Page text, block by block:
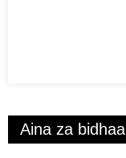
Aina za bidhaa